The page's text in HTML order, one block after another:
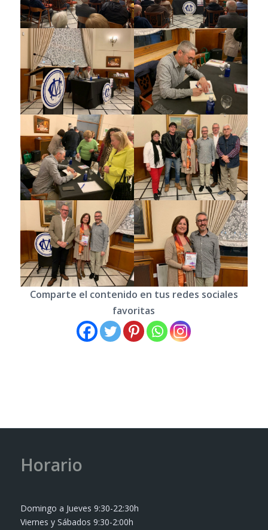
Comparte el contenido en tus redes sociales
favoritas
Horario
Domingo a Jueves 9:30-22:30h
Viernes y Sábados 9:30-2:00h